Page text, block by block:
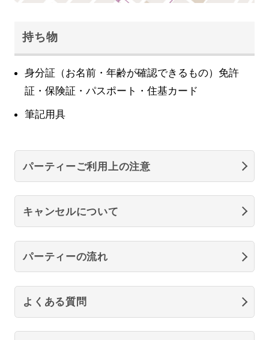
持ち物
身分証（お名前・年齢が確認できるもの）免許
証・保険証・パスポート・住基カード
筆記用具
パーティーご利用上の注意
キャンセルについて
パーティーの流れ
よくある質問